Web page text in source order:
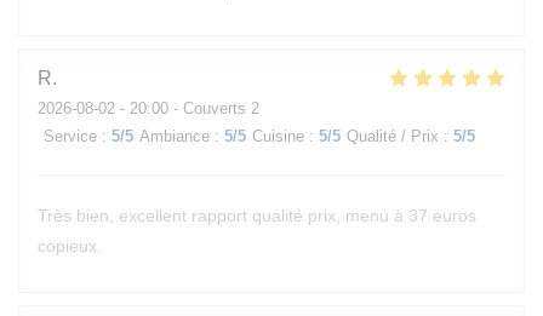
R
2026-08-02 - 20:00 - Couverts 2
Service : 5/5 Ambiance : 5/5 Cuisine : 5/5 Qualité / Prix : 5/5
Très bien, excellent rapport qualité prix, menu à 37 euros
copieux.